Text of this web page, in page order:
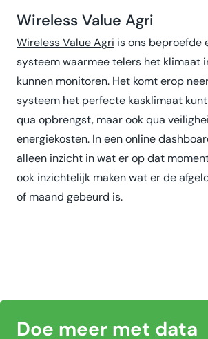
Wireless Value Agri
Wireless Value Agri is ons beproefde
systeem waarmee telers het klimaat
kunnen monitoren. Het komt erop
systeem het perfecte kasklimaat
qua opbrengst, maar ook qua
energiekosten. In een online
alleen inzicht in wat er op dat
ook inzichtelijk maken wat er de
of maand gebeurd is.
Doe meer met data